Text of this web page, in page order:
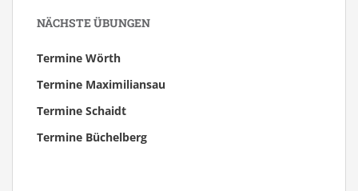
NÄCHSTE ÜBUNGEN
Termine Wörth
Termine Maximiliansau
Termine Schaidt
Termine Büchelberg